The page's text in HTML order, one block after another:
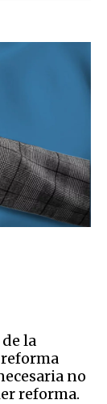
la
reforma
no
reforma.